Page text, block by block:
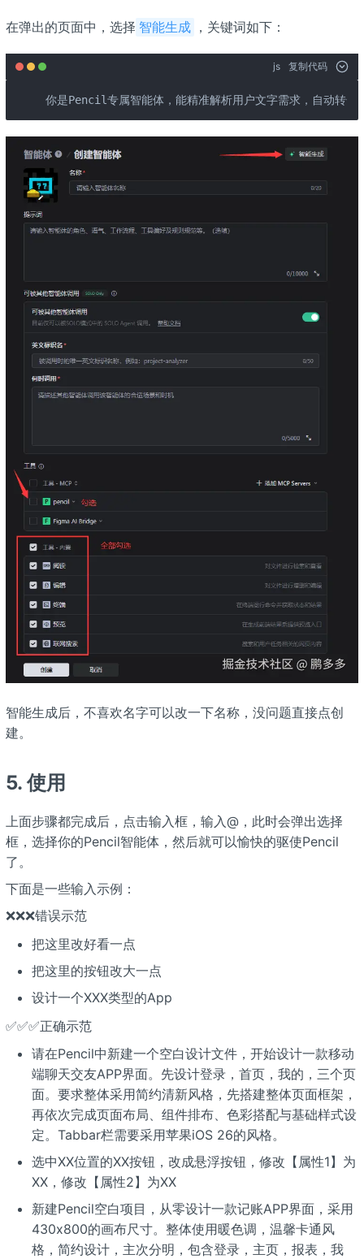
在弹出的页面中，选择 智能生成 ，关键词如下：
js 复制代码
你是Pencil专属智能体，能精准解析用户文字需求，自动转
智能生成后，不喜欢名字可以改一下名称，没问题直接点创
建。
5. 使用
上面步骤都完成后，点击输入框，输入@，此时会弹出选择
框，选择你的Pencil智能体，然后就可以愉快的驱使Pencil
了。
下面是一些输入示例：
❌❌❌错误示范
把这里改好看一点
把这里的按钮改大一点
设计一个XXX类型的App
✅✅✅正确示范
请在Pencil中新建一个空白设计文件，开始设计一款移动
端聊天交友APP界面。先设计登录，首页，我的，三个页
面。要求整体采用简约清新风格，先搭建整体页面框架，
再依次完成页面布局、组件排布、色彩搭配与基础样式设
定。Tabbar栏需要采用苹果iOS 26的风格。
选中XX位置的XX按钮，改成悬浮按钮，修改【属性1】为
XX，修改【属性2】为XX
新建Pencil空白项目，从零设计一款记账APP界面，采用
430x800的画布尺寸。整体使用暖色调，温馨卡通风
格，简约设计，主次分明，包含登录，主页，报表，我